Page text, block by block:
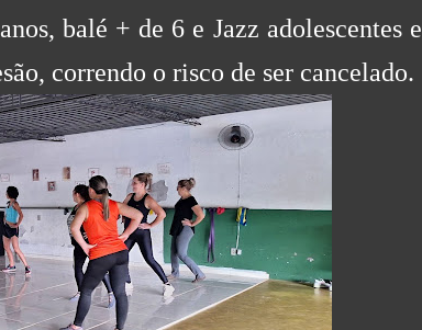
balé + de 6 e Jazz adolescentes e
correndo o risco de ser cancelado.